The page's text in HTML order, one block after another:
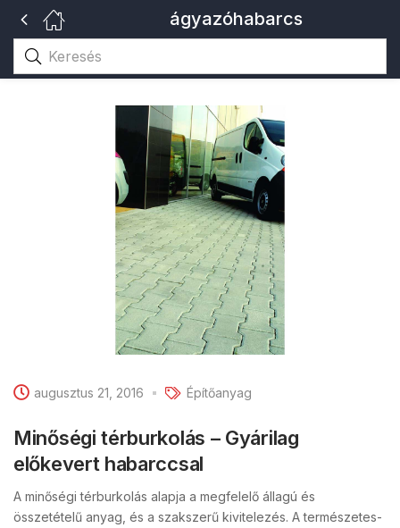
ágyazóhabarcs
augusztus 21, 2016 Építőanyag
Minőségi térburkolás – Gyárilag
előkevert habarccsal
A minőségi térburkolás alapja a megfelelő állagú és
összetételű anyag, és a szakszerű kivitelezés. A természetes-